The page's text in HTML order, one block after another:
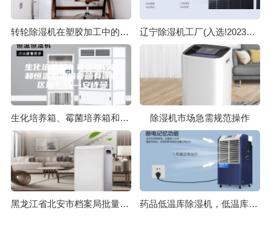
转轮除湿机在塑胶加工中的作用 辽宁除湿机工厂(入选!2023已更新)
生化培养箱、霉菌培养箱和恒温恒湿培养箱有哪些区别？——安诗曼 除湿机市场急需规范操作
黑龙江省北安市档案局批量采购某品牌商用环保除湿机 药品低温库除湿机，低温库高效除湿不结冰